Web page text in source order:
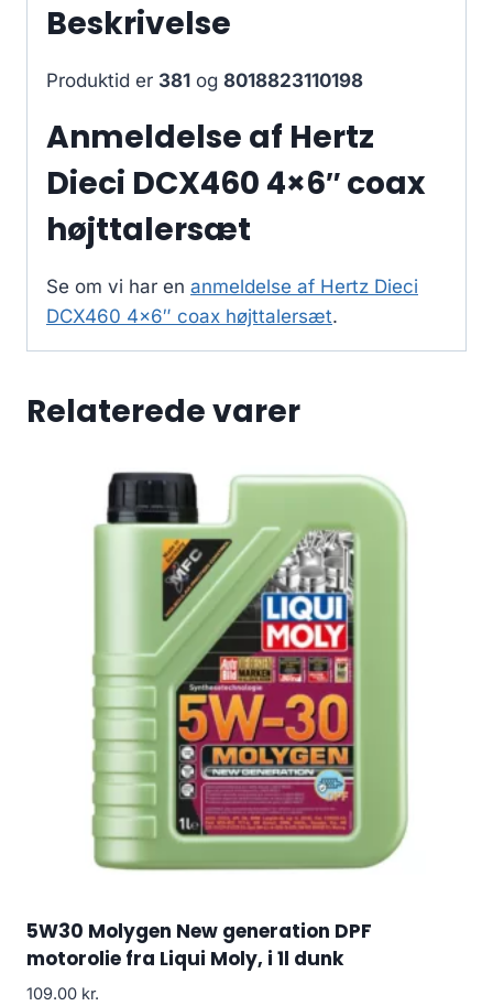
Beskrivelse
Produktid er 381 og 8018823110198
Anmeldelse af Hertz
Dieci DCX460 4×6″ coax
højttalersæt
Se om vi har en anmeldelse af Hertz Dieci
DCX460 4×6″ coax højttalersæt.
Relaterede varer
5W30 Molygen New generation DPF
motorolie fra Liqui Moly, i 1l dunk
109.00 kr.